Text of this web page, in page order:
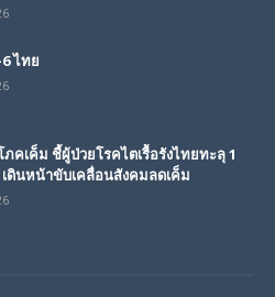
ไทย
คเค็ม ชี้ผู้ป่วยโรคไตเรื้อรังไทยทะลุ 1
ดินหน้าขับเคลื่อนสังคมลดเค็ม